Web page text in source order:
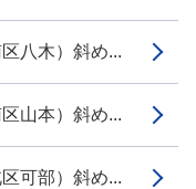
八木）斜め...
山本）斜め...
可部）斜め...